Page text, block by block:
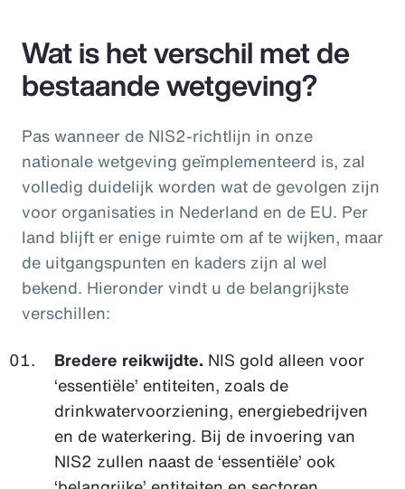
Wat is het verschil met de
bestaande wetgeving?
Pas wanneer de NIS2-richtlijn in onze
nationale wetgeving geïmplementeerd is, zal
volledig duidelijk worden wat de gevolgen zijn
voor organisaties in Nederland en de EU. Per
land blijft er enige ruimte om af te wijken, maar
de uitgangspunten en kaders zijn al wel
bekend. Hieronder vindt u de belangrijkste
verschillen:
Bredere reikwijdte. NIS gold alleen voor
‘essentiële’ entiteiten, zoals de
drinkwatervoorziening, energiebedrijven
en de waterkering. Bij de invoering van
NIS2 zullen naast de ‘essentiële’ ook